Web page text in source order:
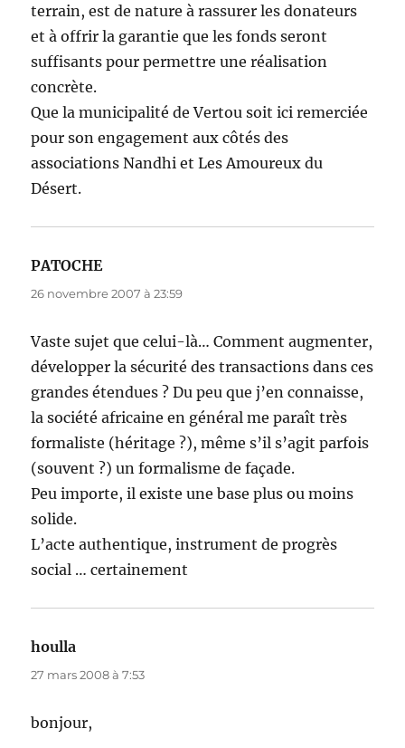
terrain, est de nature à rassurer les donateurs
et à offrir la garantie que les fonds seront
suffisants pour permettre une réalisation
concrète.
Que la municipalité de Vertou soit ici remerciée
pour son engagement aux côtés des
associations Nandhi et Les Amoureux du
Désert.
PATOCHEdit :
26 novembre 2007 à 23:59
Vaste sujet que celui-là… Comment augmenter,
développer la sécurité des transactions dans ces
grandes étendues ? Du peu que j’en connaisse,
la société africaine en général me paraît très
formaliste (héritage ?), même s’il s’agit parfois
(souvent ?) un formalisme de façade.
Peu importe, il existe une base plus ou moins
solide.
L’acte authentique, instrument de progrès
social … certainement
houlla
27 mars 2008 à 7:53
bonjour,